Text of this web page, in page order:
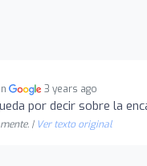
3 years ago
por decir sobre la
| Ver texto original